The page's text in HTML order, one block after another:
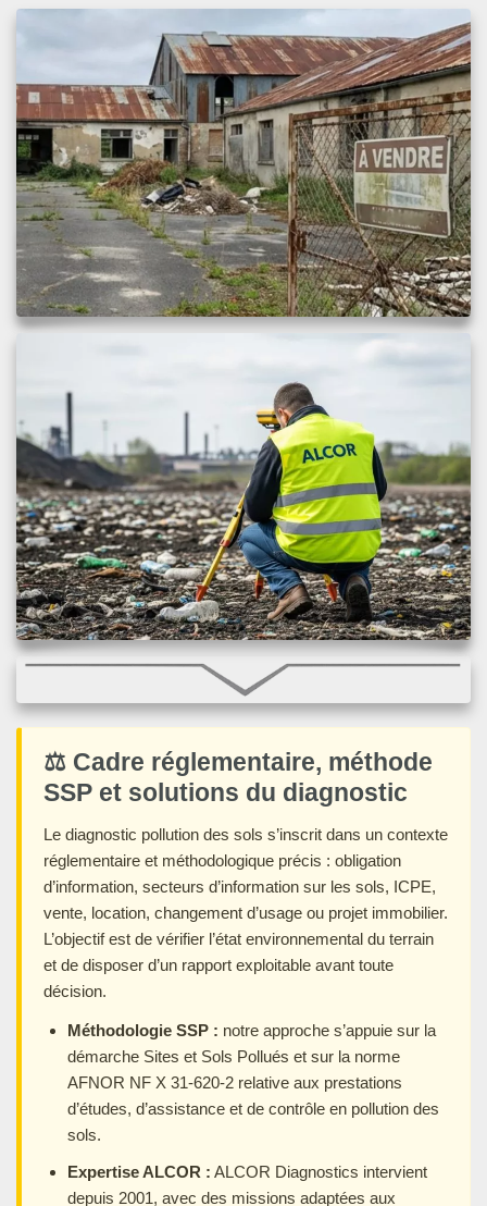
⚖️ Cadre réglementaire, méthode
SSP et solutions du diagnostic
Le diagnostic pollution des sols s’inscrit dans un contexte
réglementaire et méthodologique précis : obligation
d’information, secteurs d’information sur les sols, ICPE,
vente, location, changement d’usage ou projet immobilier.
L’objectif est de vérifier l’état environnemental du terrain
et de disposer d’un rapport exploitable avant toute
décision.
Méthodologie SSP : notre approche s’appuie sur la
démarche Sites et Sols Pollués et sur la norme
AFNOR NF X 31-620-2 relative aux prestations
d’études, d’assistance et de contrôle en pollution des
sols.
Expertise ALCOR : ALCOR Diagnostics intervient
depuis 2001, avec des missions adaptées aux